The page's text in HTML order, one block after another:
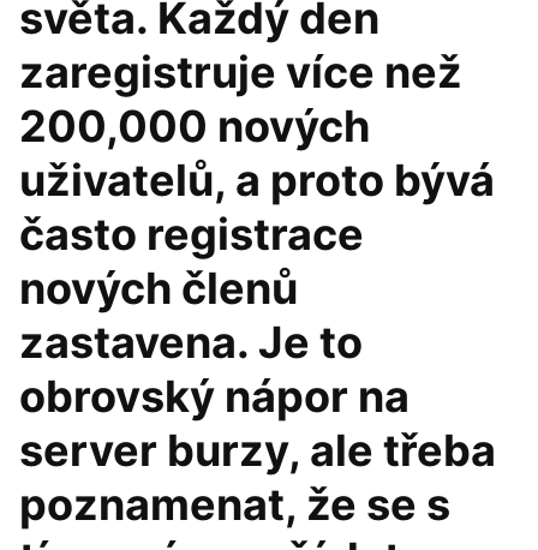
světa. Každý den
zaregistruje více než
200,000 nových
uživatelů, a proto bývá
často registrace
nových členů
zastavena. Je to
obrovský nápor na
server burzy, ale třeba
poznamenat, že se s